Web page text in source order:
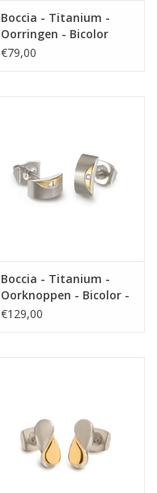
Boccia - Titanium -
Oorringen - Bicolor
€79,00
Boccia - Titanium -
Oorknoppen - Bicolor -
Diamant
€129,00